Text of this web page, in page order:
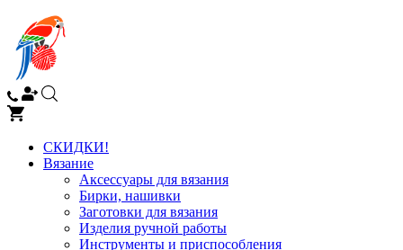
СКИДКИ!
Вязание
Аксессуары для вязания
Бирки, нашивки
Заготовки для вязания
Изделия ручной работы
Инструменты и приспособления